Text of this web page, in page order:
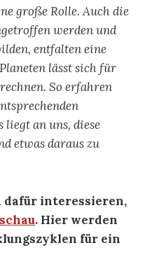
große Rolle. Auch die
werden und
entfalten eine
lässt sich für
So erfahren
an uns, diese
etwas daraus zu
dafür interessieren,
. Hier werden
für ein